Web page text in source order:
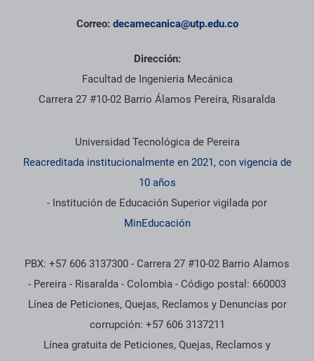
Correo: decamecanica@utp.edu.co
Dirección:
Facultad de Ingenieria Mecánica
Carrera 27 #10-02 Barrio Álamos Pereira, Risaralda
Información institucional
Universidad Tecnológica de Pereira
Reacreditada institucionalmente en 2021, con vigencia de
10 años
- Institución de Educación Superior vigilada por
MinEducación
PBX: +57 606 3137300 - Carrera 27 #10-02 Barrio Alamos
- Pereira - Risaralda - Colombia - Código postal: 660003
Línea de Peticiones, Quejas, Reclamos y Denuncias por
corrupción: +57 606 3137211
Línea gratuita de Peticiones, Quejas, Reclamos y